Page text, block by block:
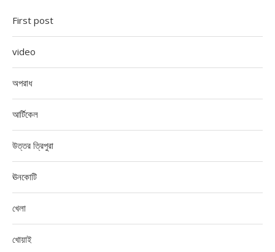
First post
video
অপরাধ
আর্টিকেল
উত্তর ত্রিপুরা
ঊনকোটি
খেলা
খোয়াই